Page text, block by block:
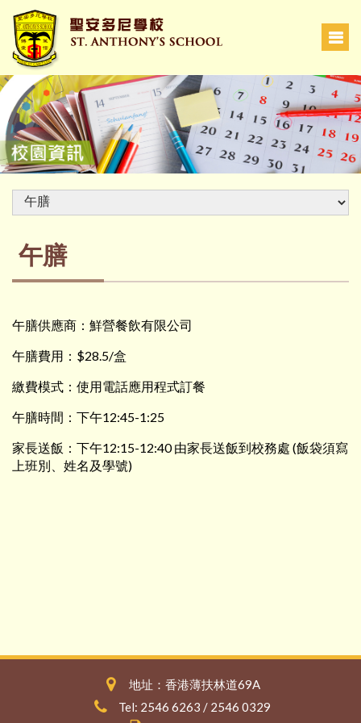
午膳
午膳供應商：鮮營餐飲有限公司
午膳費用：$28.5/盒
繳費模式：使用電話應用程式訂餐
午膳時間：下午12:45-1:25
家長送飯：下午12:15-12:40 由家長送飯到校務處 (飯袋須寫
上班別、姓名及學號)
地址：香港薄扶林道69A
Tel: 2546 6263 / 2546 0329